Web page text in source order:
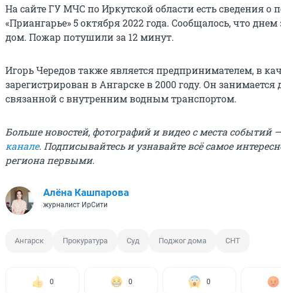
На сайте ГУ МЧС по Иркутской области есть сведения о
«Приангарье» 5 октября 2022 года. Сообщалось, что
дом. Пожар потушили за 12 минут.
Игорь Чередов также является предпринимателем, в
зарегистрирован в Ангарске в 2000 году. Он занимается
связанной с внутренним водным транспортом.
Больше новостей, фотографий и видео с места событий
канале. Подписывайтесь и узнавайте всё самое
региона первыми.
Алёна Кашпарова
журналист ИрСити
Ангарск Прокуратура Суд Поджог дома СНТ
0 0 0